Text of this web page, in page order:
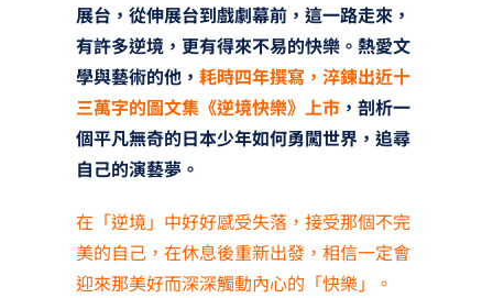
展台，從伸展台到戲劇幕前，這一路走來，
有許多逆境，更有得來不易的快樂。熱愛文
學與藝術的他， 耗時四年撰寫，淬鍊出近十
三萬字的圖文集《逆境快樂》上市，剖析一
個平凡無奇的日本少年如何勇闖世界，追尋
自己的演藝夢。
在「逆境」中好好感受失落，接受那個不完
美的自己，在休息後重新出發，相信一定會
迎來那美好而深深觸動內心的「快樂」。